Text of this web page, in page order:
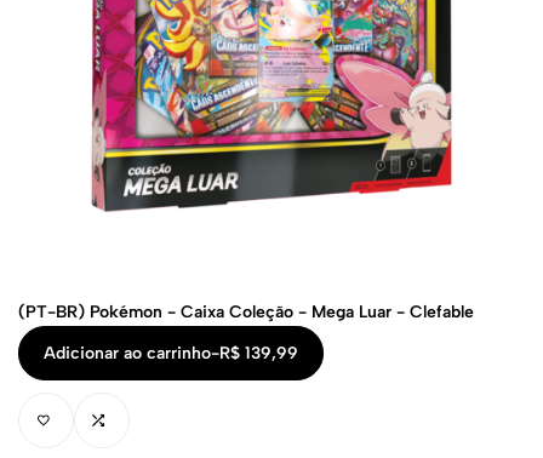
(PT-BR) Pokémon - Caixa Coleção - Mega Luar - Clefable
Adicionar ao carrinho-R$ 139,99